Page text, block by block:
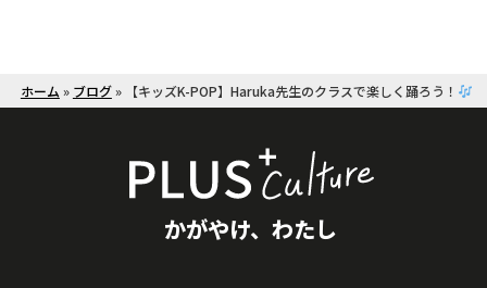
ホーム » ブログ» 【キッズK-POP】Haruka先生のクラスで楽しく踊ろう！
かがやけ、わたし